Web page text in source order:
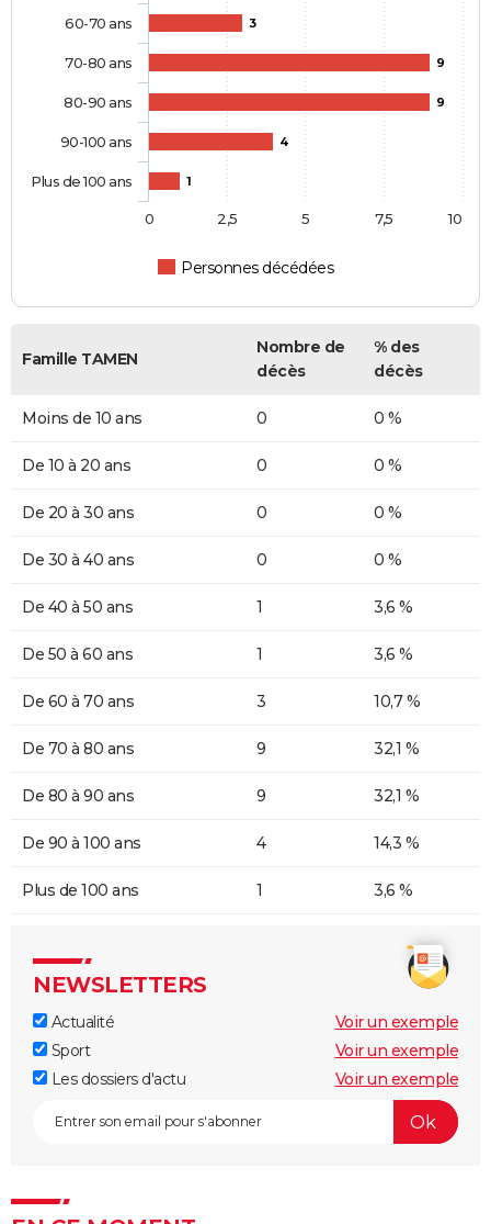
3
9
9
4
1
Personnes décédées
60-70 ans
70-80 ans
80-90 ans
90-100 ans
Plus de 100 ans
0 10
2,5 5 7,5
Famille TAMEN
Nombre de
décès
% des
décès
Moins de 10 ans 0 0 %
De 10 à 20 ans 0 0 %
De 20 à 30 ans 0 0 %
De 30 à 40 ans 0 0 %
De 40 à 50 ans 1 3,6 %
De 50 à 60 ans 1 3,6 %
De 60 à 70 ans 3 10,7 %
De 70 à 80 ans 9 32,1 %
De 80 à 90 ans 9 32,1 %
De 90 à 100 ans 4 14,3 %
Plus de 100 ans 1 3,6 %
NEWSLETTERS
Actualité
Voir un exemple
Sport
Voir un exemple
Les dossiers d'actu
Voir un exemple